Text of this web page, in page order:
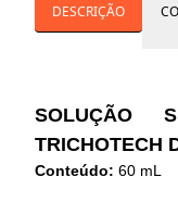
DESCRIÇÃO
SOLUÇÃO
TRICHOTECH
Conteúdo: 60 mL